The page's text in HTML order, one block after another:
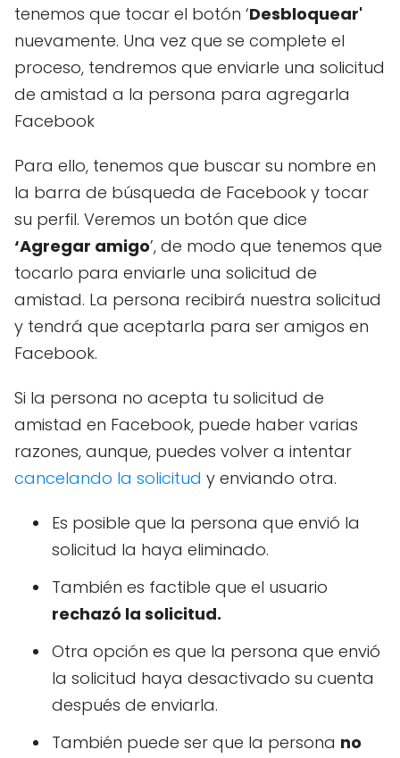
tenemos que tocar el botón ‘Desbloquear'
nuevamente. Una vez que se complete el
proceso, tendremos que enviarle una solicitud
de amistad a la persona para agregarla
Facebook
Para ello, tenemos que buscar su nombre en
la barra de búsqueda de Facebook y tocar
su perfil. Veremos un botón que dice
‘Agregar amigo’, de modo que tenemos que
tocarlo para enviarle una solicitud de
amistad. La persona recibirá nuestra solicitud
y tendrá que aceptarla para ser amigos en
Facebook.
Si la persona no acepta tu solicitud de
amistad en Facebook, puede haber varias
razones, aunque, puedes volver a intentar
cancelando la solicitud y enviando otra.
Es posible que la persona que envió la
solicitud la haya eliminado.
También es factible que el usuario
rechazó la solicitud.
Otra opción es que la persona que envió
la solicitud haya desactivado su cuenta
después de enviarla.
También puede ser que la persona no